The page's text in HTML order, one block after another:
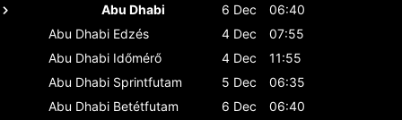
Abu Dhabi
6 Dec
06:40
Abu Dhabi Edzés 4 Dec
07:55
Abu Dhabi Időmérő 4 Dec
11:55
Abu Dhabi Sprintfutam 5 Dec
06:35
Abu Dhabi Betétfutam 6 Dec
06:40